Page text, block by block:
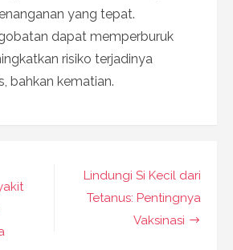
yang tepat.
dapat memperburuk
risiko terjadinya
bahkan kematian.
Lindungi Si Kecil dari
Tetanus: Pentingnya
Vaksinasi